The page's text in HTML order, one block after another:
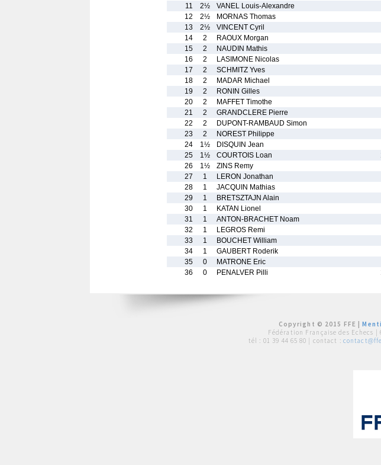
11
2½ VANEL Louis-Alexandre
12
2½ MORNAS Thomas
13
2½ VINCENT Cyril
14
2 RAOUX Morgan
15
2 NAUDIN Mathis
16
2 LASIMONE Nicolas
17
2 SCHMITZ Yves
18
2 MADAR Michael
19
2 RONIN Gilles
20
2 MAFFET Timothe
21
2 GRANDCLERE Pierre
22
2 DUPONT-RAMBAUD Simon
23
2 NOREST Philippe
24
1½ DISQUIN Jean
25
1½ COURTOIS Loan
26
1½ ZINS Remy
27
1 LERON Jonathan
28
1 JACQUIN Mathias
29
1 BRETSZTAJN Alain
30
1 KATAN Lionel
31
1 ANTON-BRACHET Noam
32
1 LEGROS Remi
33
1 BOUCHET William
34
1 GAUBERT Roderik
35
0 MATRONE Eric
36
0 PENALVER Pilli
Copyright © 2015 FFE |
Fédération Française des Echecs |
tél : 01 39 44 65 80 | contact :